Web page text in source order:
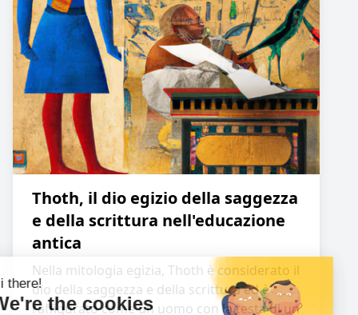
Thoth, il dio egizio della saggezza
e della scrittura nell'educazione
antica
Nella mitologia egizia, Thoth è considerato il
dio della saggezza e della scrittura ed è
raffigurato come un uomo con la testa di un